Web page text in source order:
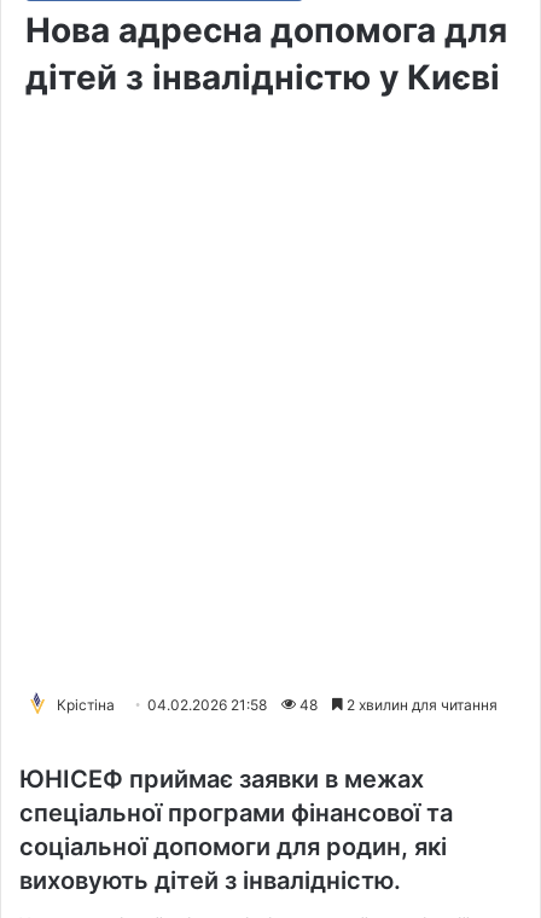
Нова адресна допомога для
дітей з інвалідністю у Києві
Крістіна 04.02.2026 21:58 48 2 хвилин для читання
ЮНІСЕФ приймає заявки в межах
спеціальної програми фінансової та
соціальної допомоги для родин, які
виховують дітей з інвалідністю.